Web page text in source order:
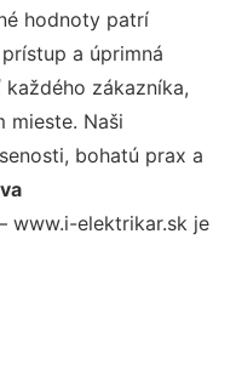
hodnoty patrí
a úprimná
zákazníka,
mieste. Naši
bohatú prax a
www.i-elektrikar.sk je